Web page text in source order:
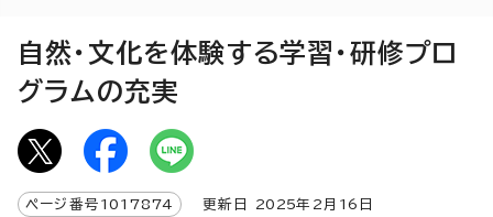
自然・文化を体験する学習・研修プロ
グラムの充実
ページ番号 1017874 更新日 2025年2月 16 日